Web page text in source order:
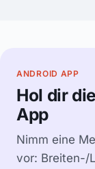
ANDROID APP
Hol dir
App
Nimm eine
vor: Breiten-/